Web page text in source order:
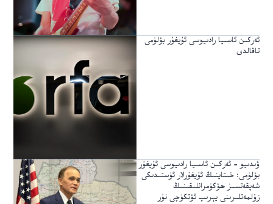
ئەركىن ئاسىيا رادىيوسى ئۇيغۇر بۆلۈمى
تاقالدى
ۋىدىيو – ئەركىن ئاسىيا رادىيوسى ئۇيغۇر
بۆلۈمى: خىتاينىڭ ئۇيغۇرلار ئۈستىدىكى
شەپقەتسىز ھۆكۈمرانلىقىنىڭ
زۇلمەتلىرىنى يېرىپ ئۆتكۈچى نۇر